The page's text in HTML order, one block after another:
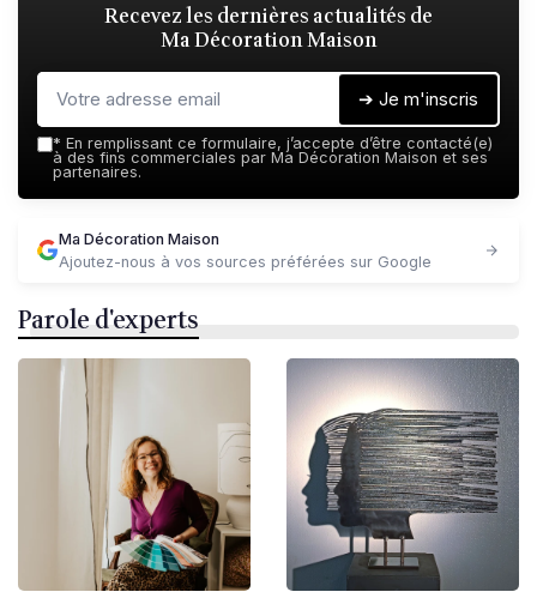
Recevez les dernières actualités de
Ma Décoration Maison
➔ Je m'inscris
* En remplissant ce formulaire, j’accepte d’être contacté(e)
à des fins commerciales par Ma Décoration Maison et ses
partenaires.
Ma Décoration Maison
Ajoutez-nous à vos sources préférées sur Google
Parole d'experts